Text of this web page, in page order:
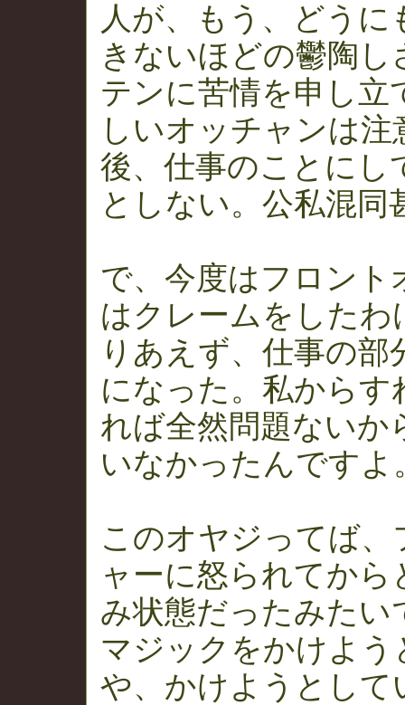
人が、もう、どう
きないほどの鬱陶
テンに苦情を申し立
しいオッチャンは
後、仕事のことにし
としない。公私混同
で、今度はフロン
はクレームをした
りあえず、仕事の
になった。私から
れば全然問題ないか
いなかったんですよ
このオヤジってば
ャーに怒られてか
み状態だったみた
マジックをかけよ
や、かけようとし